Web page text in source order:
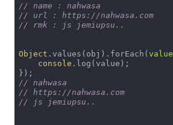
// name : nahwasa
// url : https://nahwasa.com
// rmk : js jemiupsu..
Object .values(obj).forEach( value
console .log(value);
// nahwasa
// https://nahwasa.com
// js jemiupsu..